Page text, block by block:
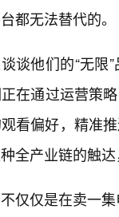
都无法替代的。
谈他们的“无限
在通过运营策
看偏好，精准
全产业链的触
仅仅是在卖一